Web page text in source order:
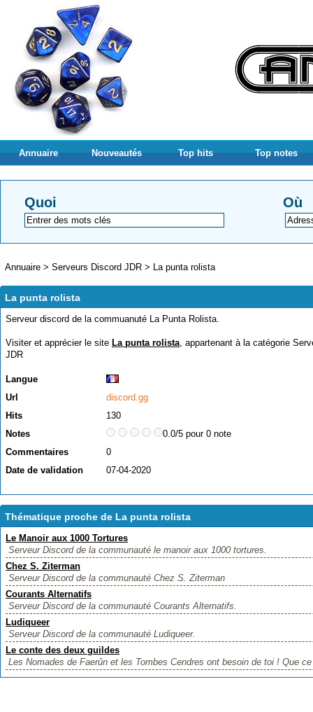
Annuaire Nouveautés Top hits Top notes
Quoi Où
Annuaire > Serveurs Discord JDR > La punta rolista
La punta rolista
Serveur discord de la commuanuté La Punta Rolista.
Visiter et apprécier le site La punta rolista, appartenant à la catégorie
JDR
Langue
Url
discord.gg
Hits
130
Notes
0.0/5 pour 0 note
Commentaires
0
Date de validation
07-04-2020
Thématique proche de La punta rolista
Le Manoir aux 1000 Tortures
Serveur Discord de la communauté le manoir aux 1000 tortures.
Chez S. Ziterman
Serveur Discord de la communauté Chez S. Ziterman
Courants Alternatifs
Serveur Discord de la communauté Courants Alternatifs.
Ludiqueer
Serveur Discord de la communauté Ludiqueer.
Le conte des deux guildes
Les Nomades de Faerûn et les Tombes Cendres ont besoin de toi ! Que